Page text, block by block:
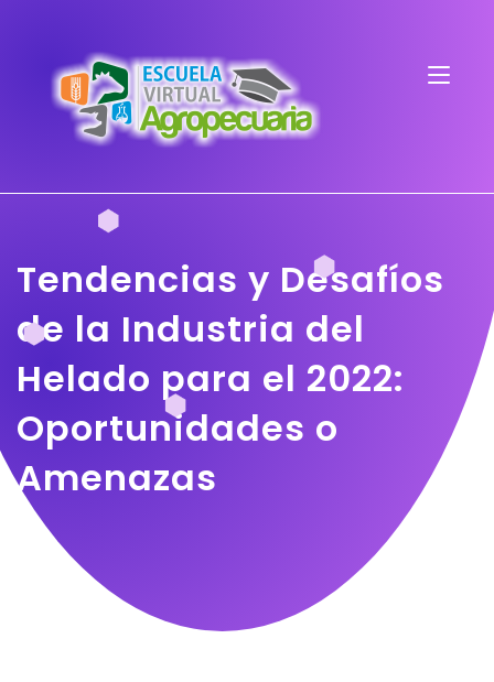
Tendencias y Desafíos
de la Industria del
Helado para el 2022:
Oportunidades o
Amenazas